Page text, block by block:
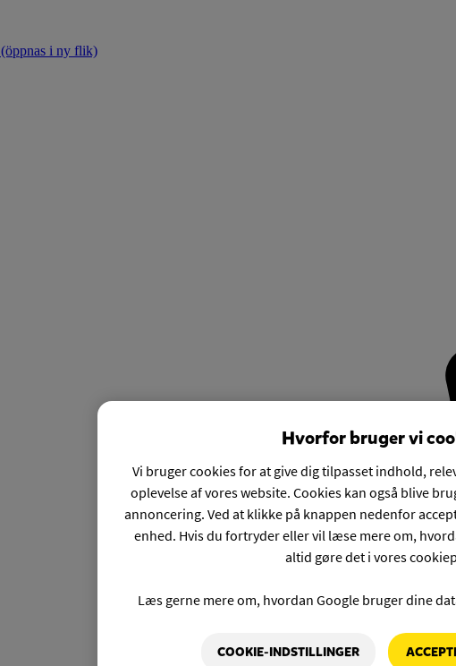
(öppnas i ny flik)
Hvorfor bruger vi
Vi bruger cookies for at give dig tilpasset indhold,
oplevelse af vores website. Cookies kan også blive
annoncering. Ved at klikke på knappen nedenfor
enhed. Hvis du fortryder eller vil læse mere om,
altid gøre det i vores
Læs gerne mere om, hvordan Google bruger dine
COOKIE-INDSTILLINGER